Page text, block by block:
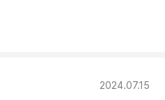
2024.07.15